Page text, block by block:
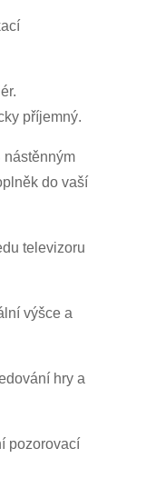
příjemný.
nástěnným
do vaší
televizoru
výšce a
hry a
pozorovací